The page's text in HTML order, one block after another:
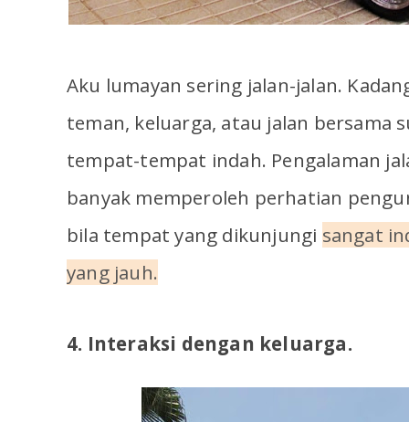
Aku lumayan sering jalan-jalan.
teman, keluarga, atau jalan bersama
tempat-tempat indah. Pengalaman
banyak memperoleh perhatian
bila tempat yang dikunjungi sangat
yang jauh.
4. Interaksi dengan keluarga.